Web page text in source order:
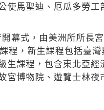
使馬聖迪、厄瓜多勞
幕式，由美洲所所長
程，新生課程包括臺
課程，包含東北亞經
博物院、遊覽士林